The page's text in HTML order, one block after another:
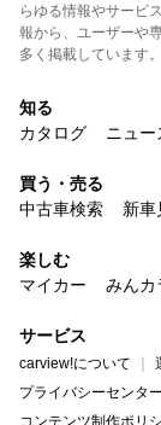
らゆる情報やサービ
報から、ユーザーや
多く掲載しています。
知る
カタログ
ニュー
買う・売る
中古車検索
新車
楽しむ
マイカー
みんカ
サービス
carview!について
プライバシーセンター